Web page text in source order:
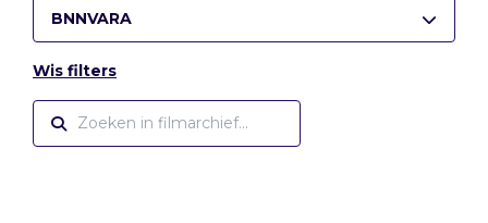
BNNVARA
Wis filters